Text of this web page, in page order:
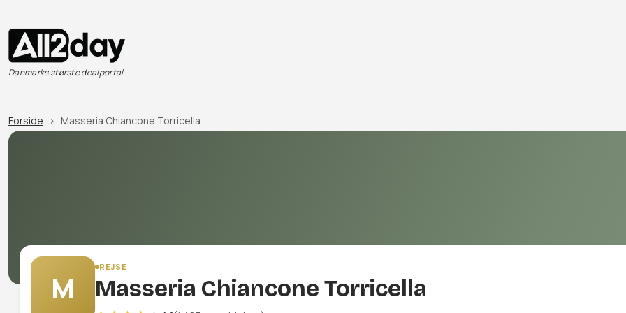
Danmarks største dealportal
Forside Masseria Chiancone Torricella
M
REJSE
Masseria Chiancone Torricella